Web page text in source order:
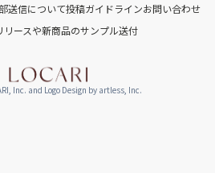
送信について投稿ガイドラインお問い合わせ
リースや新商品のサンプル送付
Inc. and Logo Design by artless, Inc.